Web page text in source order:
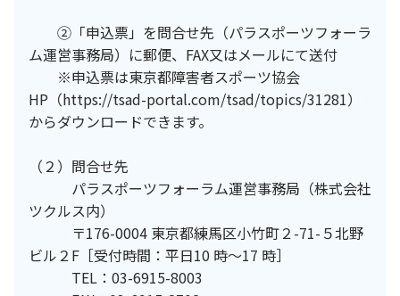
②「申込票」を問合せ先（パラスポーツフォーラ
ム運営事務局）に郵便、FAX又はメールにて送付
※申込票は東京都障害者スポーツ協会
HP（https://tsad-portal.com/tsad/topics/31281）
からダウンロードできます。
（２）問合せ先
パラスポーツフォーラム運営事務局（株式会社
ツクルス内）
〒176-0004 東京都練馬区小竹町２-71-５北野
ビル２F［受付時間：平日10 時～17 時］
TEL：03-6915-8003